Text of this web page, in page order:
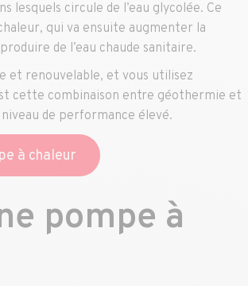
circule de l’eau glycolée. Ce
qui va ensuite augmenter la
de l’eau chaude sanitaire.
et renouvelable, et vous utilisez
cette combinaison entre géothermie et
de performance élevé.
à chaleur
pompe à